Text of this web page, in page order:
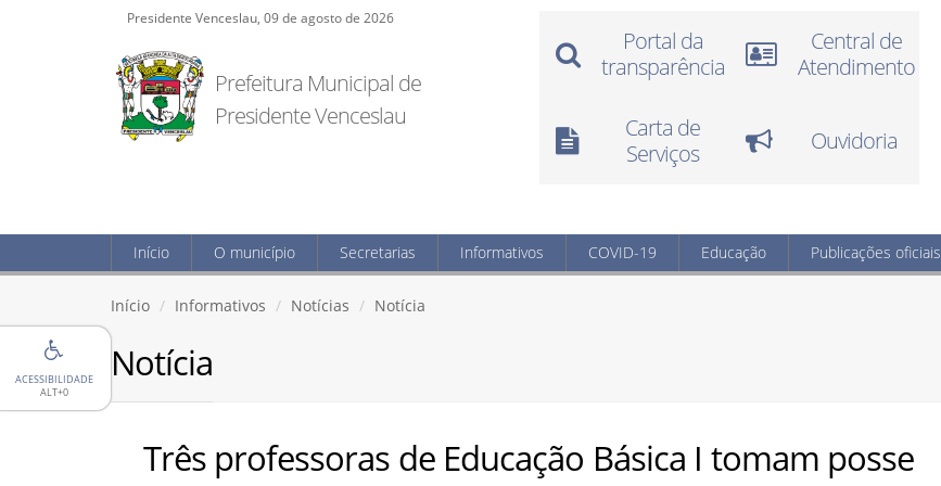
ACESSIBILIDADE
ALT+0
Presidente Venceslau, 09 de agosto de 2026
Prefeitura Municipal de
Presidente Venceslau
Portal da
transparência
Central de
Atendimento
Carta de
Serviços
Ouvidoria
Início O município Secretarias Informativos COVID-19 Educação Publicações oficiais
Início Informativos Notícias Notícia
Notícia
Três professoras de Educação Básica I tomam posse